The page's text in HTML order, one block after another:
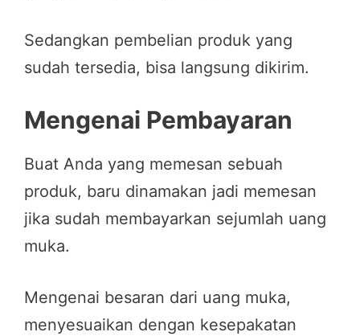
Sedangkan pembelian produk yang
sudah tersedia, bisa langsung dikirim.
Mengenai Pembayaran
Buat Anda yang memesan sebuah
produk, baru dinamakan jadi memesan
jika sudah membayarkan sejumlah uang
muka.
Mengenai besaran dari uang muka,
menyesuaikan dengan kesepakatan